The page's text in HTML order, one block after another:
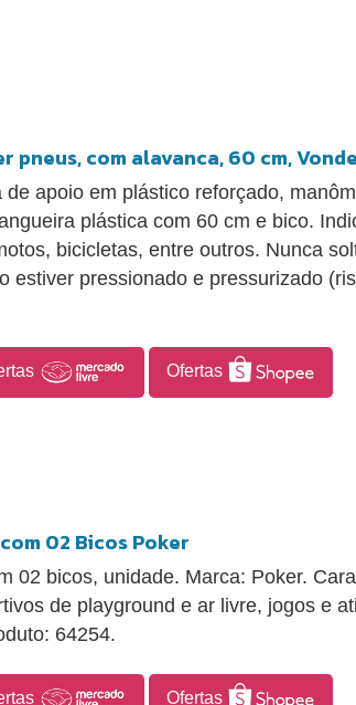
pneus, com alavanca, 60 cm,
apoio em plástico reforçado,
plástica com 60 cm e bico.
bicicletas, entre outros. Nunca
estiver pressionado e pressurizado
Ofertas
02 Bicos Poker
02 bicos, unidade. Marca: Poker.
de playground e ar livre, jogos e
64254.
Ofertas